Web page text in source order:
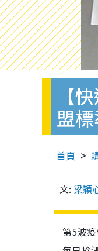
【
盟
首頁
文: 梁穎
第5波